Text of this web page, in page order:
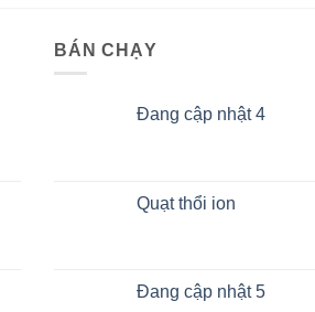
BÁN CHẠY
Đang cập nhật 4
Quạt thổi ion
Đang cập nhật 5